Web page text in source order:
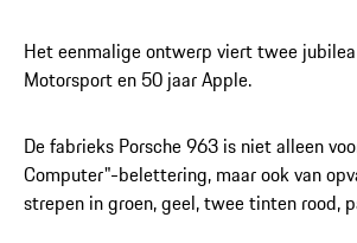
Het eenmalige ontwerp viert twee
Motorsport en 50 jaar Apple.
De fabrieks Porsche 963 is niet alleen
Computer"-belettering, maar ook van
strepen in groen, geel, twee tinten rood,